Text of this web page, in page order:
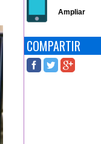
Ampliar
COMPARTIR